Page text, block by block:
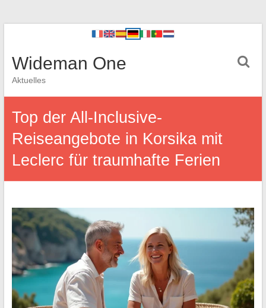
Wideman One
Aktuelles
Top der All-Inclusive-
Reiseangebote in Korsika mit
Leclerc für traumhafte Ferien